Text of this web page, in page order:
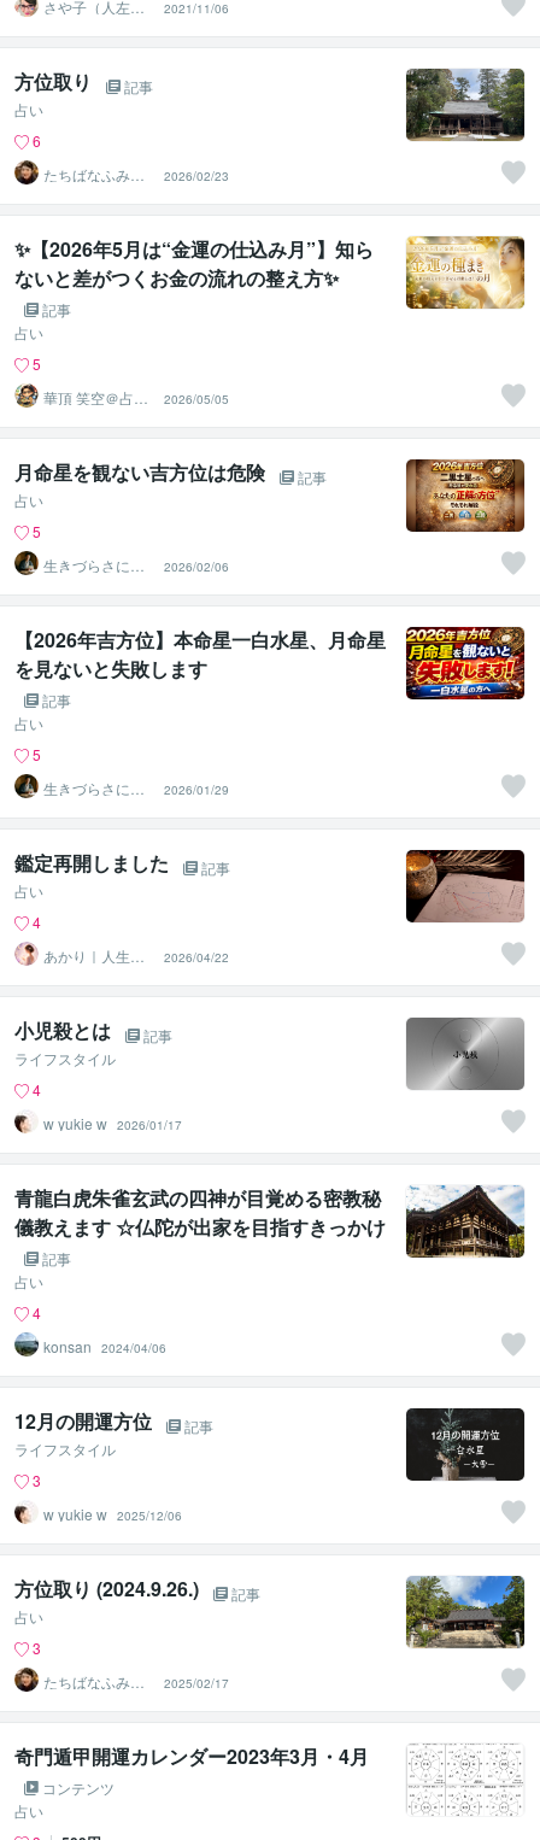
さや子（人左綾
星）
2021/11/06
方位取り
記事
占い
6
たちばなふみか
（舘花史圭）
2026/02/23
✨【2026年5月は“金運の仕込み月”】知ら
ないと差がつくお金の流れの整え方✨
記事
占い
5
華頂 笑空＠占術
心理カウンセラ
ー
2026/05/05
月命星を観ない吉方位は危険
記事
占い
5
生きづらさに寄
り添う九星気学
鑑定士
2026/02/06
【2026年吉方位】本命星一白水星、月命星
を見ないと失敗します
記事
占い
5
生きづらさに寄
り添う九星気学
鑑定士
2026/01/29
鑑定再開しました
記事
占い
4
あかり｜人生の
取扱説明書鑑定
2026/04/22
小児殺とは
記事
ライフスタイル
4
w yukie w 2026/01/17
青龍白虎朱雀玄武の四神が目覚める密教秘
儀教えます ☆仏陀が出家を目指すきっかけ
となる四門出遊のマスターキー☆
記事
占い
4
konsan
2024/04/06
12月の開運方位
記事
ライフスタイル
3
w yukie w 2025/12/06
方位取り (2024.9.26.)
記事
占い
3
たちばなふみか
（舘花史圭）
2025/02/17
奇門遁甲開運カレンダー2023年3月・4月
コンテンツ
占い